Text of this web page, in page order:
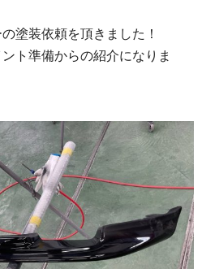
塗装依頼を頂きました！
ト準備からの紹介になりま